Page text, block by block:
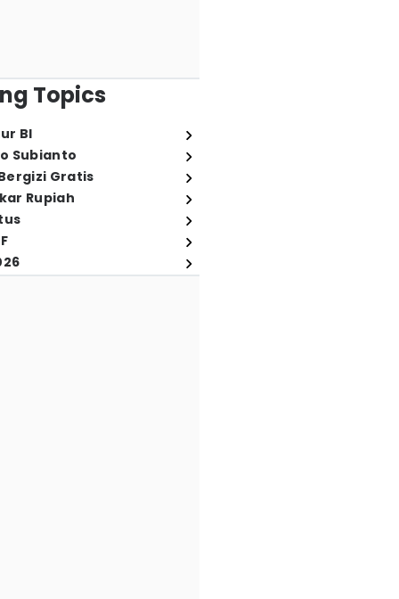
Topics
BI
Subianto
Gratis
Rupiah